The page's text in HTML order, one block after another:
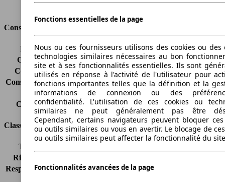
Consommation
Émissions de CO2*
177 g/km (komb.)
Consommation (ville)
9.5 l/100km
Consommation (route)
6.4 l/100km
Consommation (combinée)* 7.5 l/100km
Classe d'émissions
pas d'information
Capacité du réservoir
60 l
Classes d'assurance
Tous risques
Risques partiels
Responsabilité civile -
Fonctions essentielles de la page
Nous ou ces fournisseurs utilisons des cookies ou des
technologies similaires nécessaires au bon
site et à ses fonctionnalités essentielles. Ils sont
utilisés en réponse à l'activité de l'utilisateur pour
fonctions importantes telles que la définition et la
informations de connexion ou des
confidentialité. L'utilisation de ces cookies ou
similaires ne peut généralement pas être
Cependant, certains navigateurs peuvent bloquer ces
ou outils similaires ou vous en avertir. Le blocage de
ou outils similaires peut affecter la fonctionnalité du
Fonctionnalités avancées de la page